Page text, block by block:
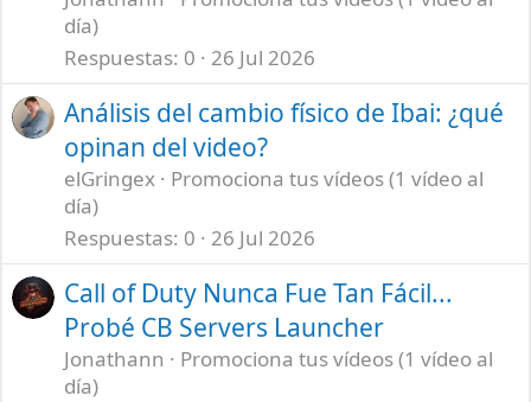
día)
Respuestas 0 26 Jul 2026
Análisis del cambio físico de Ibai: ¿qué
opinan del video?
elGringex
Promociona tus vídeos (1 vídeo al
día)
Respuestas 0 26 Jul 2026
Call of Duty Nunca Fue Tan Fácil...
Probé CB Servers Launcher
Jonathann
Promociona tus vídeos (1 vídeo al
día)